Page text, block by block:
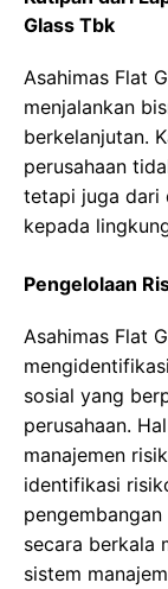
Glass Tbk
Asahimas Flat
menjalankan
berkelanjutan.
perusahaan
tetapi juga dari
kepada
Pengelolaan
Asahimas Flat
sosial yang
perusahaan.
manajemen
identifikasi
secara berkala
sistem